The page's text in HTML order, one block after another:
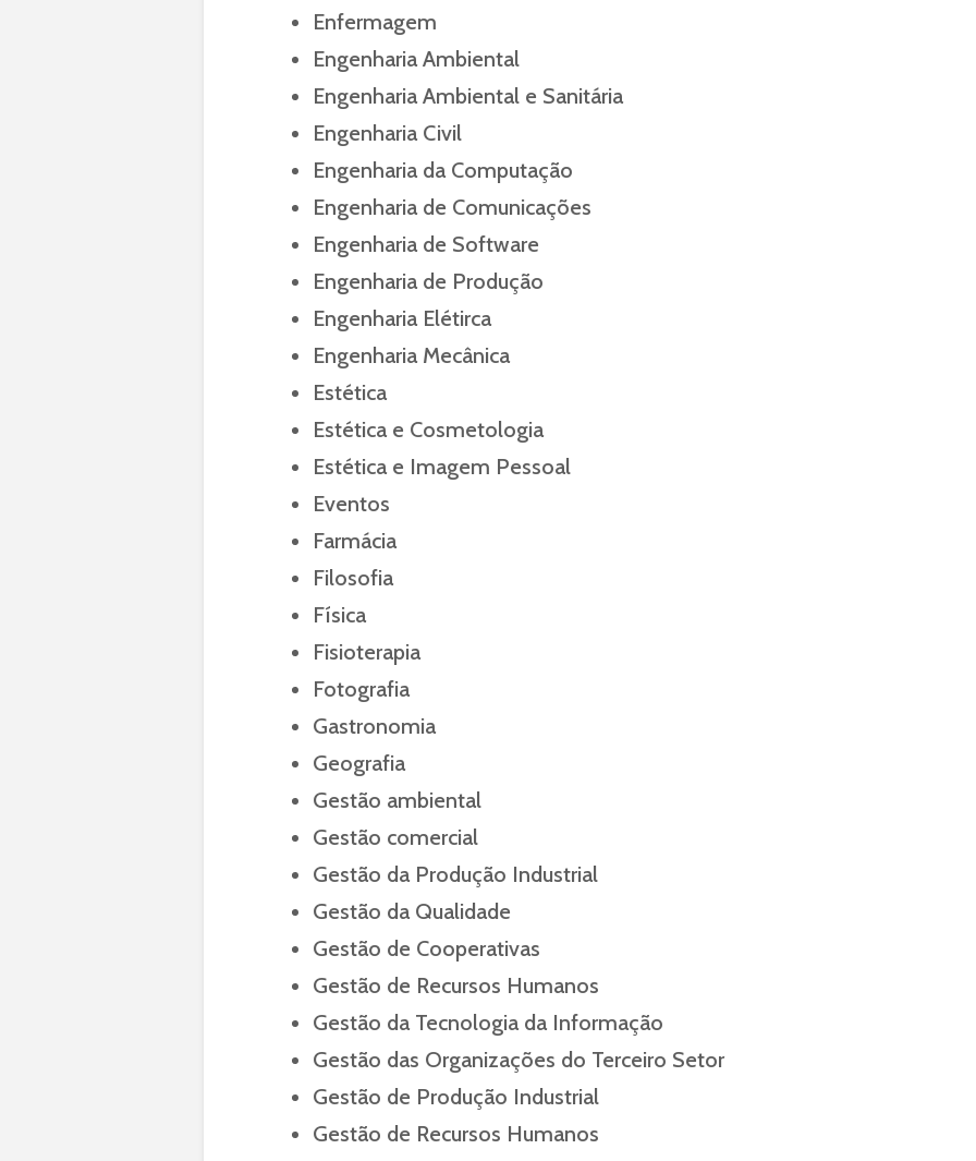
Enfermagem
Engenharia Ambiental
Engenharia Ambiental e Sanitária
Engenharia Civil
Engenharia da Computação
Engenharia de Comunicações
Engenharia de Software
Engenharia de Produção
Engenharia Elétirca
Engenharia Mecânica
Estética
Estética e Cosmetologia
Estética e Imagem Pessoal
Eventos
Farmácia
Filosofia
Física
Fisioterapia
Fotografia
Gastronomia
Geografia
Gestão ambiental
Gestão comercial
Gestão da Produção Industrial
Gestão da Qualidade
Gestão de Cooperativas
Gestão de Recursos Humanos
Gestão da Tecnologia da Informação
Gestão das Organizações do Terceiro Setor
Gestão de Produção Industrial
Gestão de Recursos Humanos